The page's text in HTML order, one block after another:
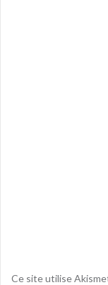
Ce site utilise